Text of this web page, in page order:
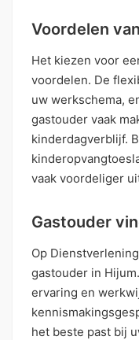
Voordelen
Het kiezen voor
voordelen. De
uw werkschema,
gastouder vaak
kinderdagverblijf.
vaak voordeliger
Gastouder
Op
gastouder in
ervaring en
het beste past bij